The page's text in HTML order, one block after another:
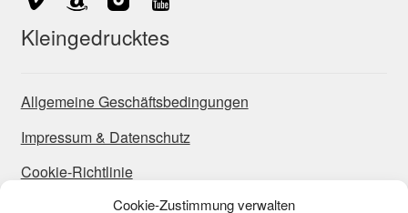
Cookie-Zustimmung verwalten
Kleingedrucktes
Allgemeine Geschäftsbedingungen
Impressum & Datenschutz
Cookie-Richtlinie
Widerrufsbelehrung